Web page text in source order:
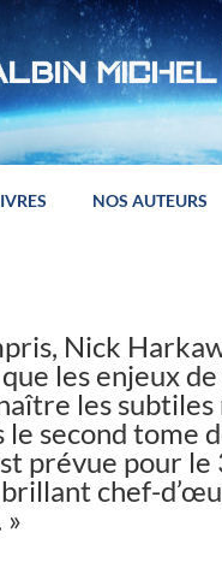
NOS AUTEURS
Nick
les enjeux
les
second tome
prévue pour le
chef-